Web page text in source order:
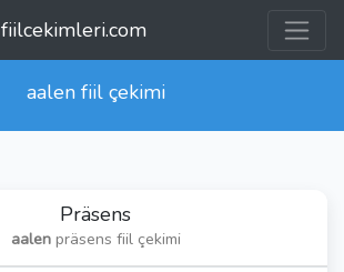
fiilcekimleri.com
aalenfiil çekimi
Präsens
aalenpräsens fiil çekimi